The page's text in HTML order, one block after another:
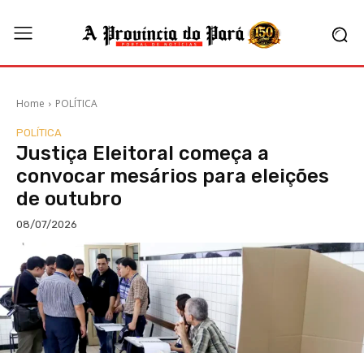
Home POLÍTICA
POLÍTICA
Justiça Eleitoral começa a
convocar mesários para eleições
de outubro
08/07/2026